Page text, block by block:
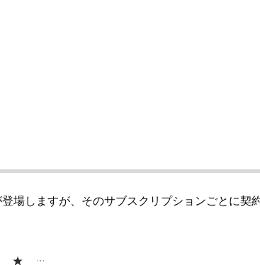
場しますが、そのサブスクリプションごとに契